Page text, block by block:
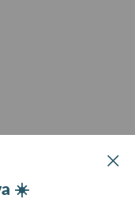
☀️